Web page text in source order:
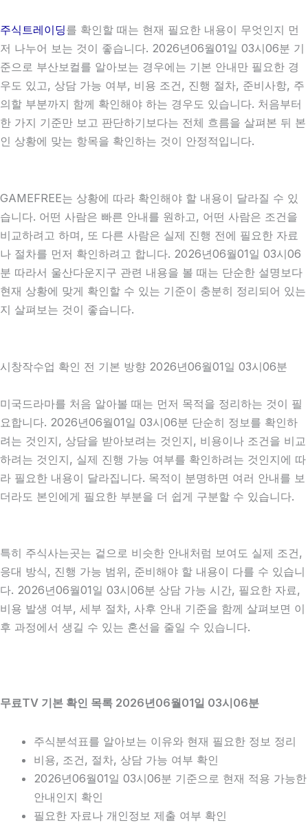
주식트레이딩를 확인할 때는 현재 필요한 내용이 무엇인지 먼
저 나누어 보는 것이 좋습니다. 2026년06월01일 03시06분 기
준으로 부산보컬를 알아보는 경우에는 기본 안내만 필요한 경
우도 있고, 상담 가능 여부, 비용 조건, 진행 절차, 준비사항, 주
의할 부분까지 함께 확인해야 하는 경우도 있습니다. 처음부터
한 가지 기준만 보고 판단하기보다는 전체 흐름을 살펴본 뒤 본
인 상황에 맞는 항목을 확인하는 것이 안정적입니다.
GAMEFREE는 상황에 따라 확인해야 할 내용이 달라질 수 있
습니다. 어떤 사람은 빠른 안내를 원하고, 어떤 사람은 조건을
비교하려고 하며, 또 다른 사람은 실제 진행 전에 필요한 자료
나 절차를 먼저 확인하려고 합니다. 2026년06월01일 03시06
분 따라서 울산다운지구 관련 내용을 볼 때는 단순한 설명보다
현재 상황에 맞게 확인할 수 있는 기준이 충분히 정리되어 있는
지 살펴보는 것이 좋습니다.
시창작수업 확인 전 기본 방향 2026년06월01일 03시06분
미국드라마를 처음 알아볼 때는 먼저 목적을 정리하는 것이 필
요합니다. 2026년06월01일 03시06분 단순히 정보를 확인하
려는 것인지, 상담을 받아보려는 것인지, 비용이나 조건을 비교
하려는 것인지, 실제 진행 가능 여부를 확인하려는 것인지에 따
라 필요한 내용이 달라집니다. 목적이 분명하면 여러 안내를 보
더라도 본인에게 필요한 부분을 더 쉽게 구분할 수 있습니다.
특히 주식사는곳는 겉으로 비슷한 안내처럼 보여도 실제 조건,
응대 방식, 진행 가능 범위, 준비해야 할 내용이 다를 수 있습니
다. 2026년06월01일 03시06분 상담 가능 시간, 필요한 자료,
비용 발생 여부, 세부 절차, 사후 안내 기준을 함께 살펴보면 이
후 과정에서 생길 수 있는 혼선을 줄일 수 있습니다.
무료TV 기본 확인 목록 2026년06월01일 03시06분
주식분석표를 알아보는 이유와 현재 필요한 정보 정리
비용, 조건, 절차, 상담 가능 여부 확인
2026년06월01일 03시06분 기준으로 현재 적용 가능한
안내인지 확인
필요한 자료나 개인정보 제출 여부 확인